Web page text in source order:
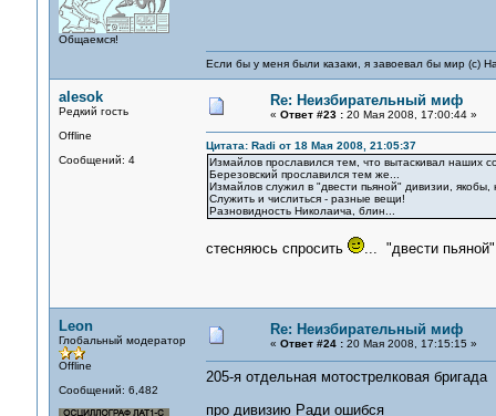
Общаемся!
Если бы у меня были казаки, я завоевал бы мир (с)
alesok
Редкий гость
Offline
Сообщений: 4
Re: Неизбирательный миф
« Ответ #23 :20 Мая 2008, 17:00:44 »
Цитата: Radi от 18 Мая 2008, 21:05:37
Измайлов прославился тем, что вытаскивал наших
Березовский прославился тем же...
Измайлов служил в "двести пьяной" дивизии,
Служить и числиться - разные вещи!
Разновидность Николаича, блин...
стесняюсь спросить ... "двести пьяной"
Leon
Глобальный модератор
Offline
Сообщений: 6,482
Re: Неизбирательный миф
« Ответ #24 :20 Мая 2008, 17:15:15 »
205-я отдельная мотострелковая бригада
про дивизию Ради ошибся